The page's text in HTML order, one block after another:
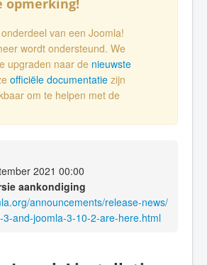
van een Joomla!
wordt ondersteund. We
upgraden naar de nieuwste
officiële documentatie zijn
om te helpen met de
2021 00:00
aankondiging
announcements/release-news/
and-joomla-3-10-2-are-here.html